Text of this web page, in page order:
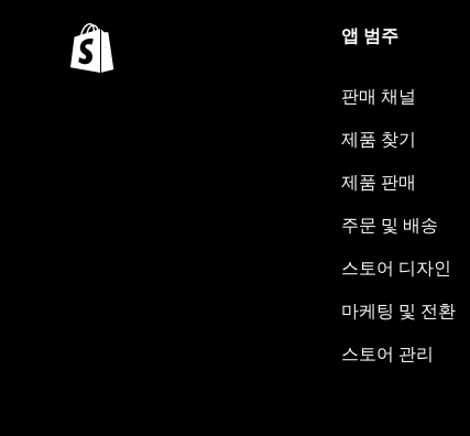
앱 범주
판매 채널
제품 찾기
제품 판매
주문 및 배송
스토어 디자인
마케팅 및 전환
스토어 관리